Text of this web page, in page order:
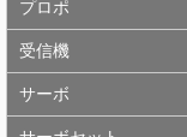
プロポ
受信機
サーボ